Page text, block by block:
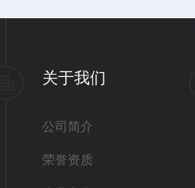
关于我们
公司简介
荣誉资质